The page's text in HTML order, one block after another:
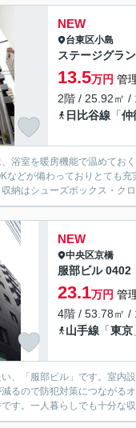
NEW
台東区小島
ステージグラ
13.5万円 管
2階 / 25.92㎡ /
日比谷線 「仲
浴室を暖房機能で温めてお
などが備わっておりとても
納はシューズボックス・ク
NEW
中央区京橋
服部ビル 0402
23.1万円 管
4階 / 53.78㎡ /
山手線 「東京
、「服部ビル」です。室内
るので防犯対策につながる
す。一人暮らしでも十分な